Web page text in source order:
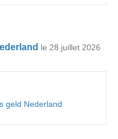
le 28 juillet 2026
geld Nederland